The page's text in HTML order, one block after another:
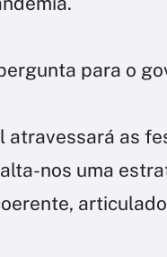
para o
atravessará as
nos uma